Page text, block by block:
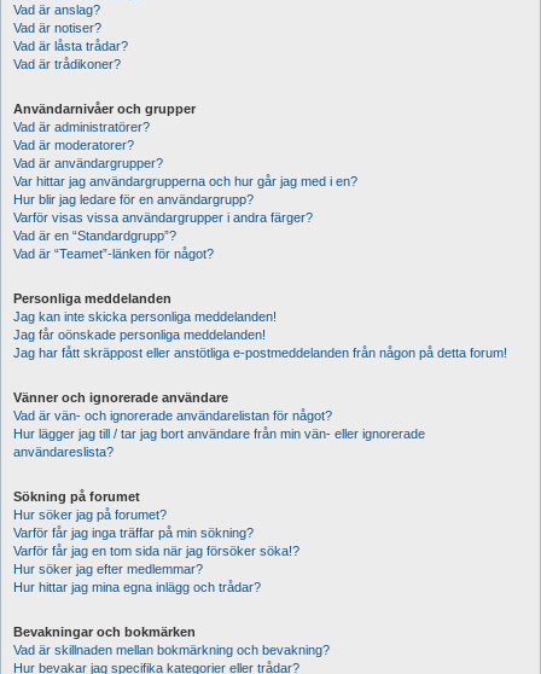
Vad är anslag?
Vad är notiser?
Vad är låsta trådar?
Vad är trådikoner?
Användarnivåer och grupper
Vad är administratörer?
Vad är moderatorer?
Vad är användargrupper?
Var hittar jag användargrupperna och hur går jag med i en?
Hur blir jag ledare för en användargrupp?
Varför visas vissa användargrupper i andra färger?
Vad är en “Standardgrupp”?
Vad är “Teamet”-länken för något?
Personliga meddelanden
Jag kan inte skicka personliga meddelanden!
Jag får oönskade personliga meddelanden!
Jag har fått skräppost eller anstötliga e-postmeddelanden från någon på detta forum!
Vänner och ignorerade användare
Vad är vän- och ignorerade användarelistan för något?
Hur lägger jag till / tar jag bort användare från min vän- eller ignorerade
användareslista?
Sökning på forumet
Hur söker jag på forumet?
Varför får jag inga träffar på min sökning?
Varför får jag en tom sida när jag försöker söka!?
Hur söker jag efter medlemmar?
Hur hittar jag mina egna inlägg och trådar?
Bevakningar och bokmärken
Vad är skillnaden mellan bokmärkning och bevakning?
Hur bevakar jag specifika kategorier eller trådar?